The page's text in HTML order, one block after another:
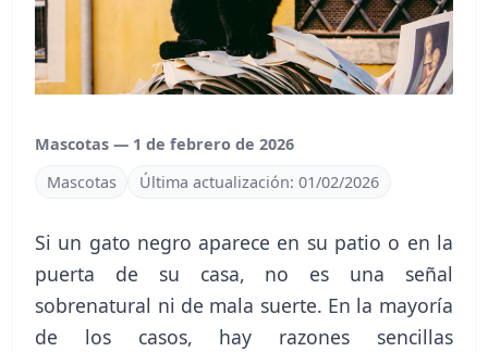
Mascotas — 1 de febrero de 2026
Mascotas
Última actualización: 01/02/2026
Si un gato negro aparece en su patio o en la
puerta de su casa, no es una señal
sobrenatural ni de mala suerte. En la mayoría
de los casos, hay razones sencillas